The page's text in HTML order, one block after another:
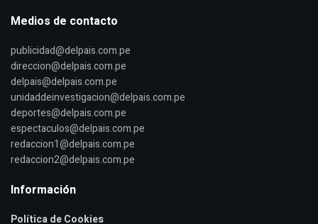
Medios de contacto
publicidad@delpais.com.pe
direccion@delpais.com.pe
delpais@delpais.com.pe
unidaddeinvestigacion@delpais.com.pe
deportes@delpais.com.pe
espectaculos@delpais.com.pe
redaccion1@delpais.com.pe
redaccion2@delpais.com.pe
Información
Política de Cookies